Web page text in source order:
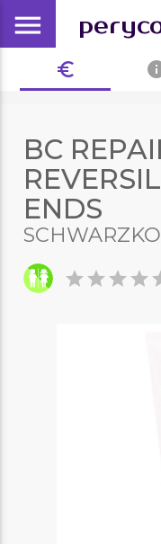
menu
euro_symbol
BC
ENDS
starstarstarstar